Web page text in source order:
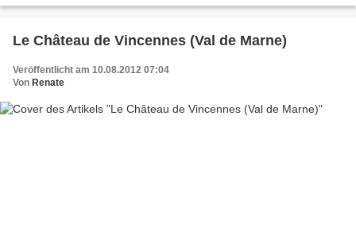
Le Château de Vincennes (Val de Marne)
Veröffentlicht am 10.08.2012 07:04
Von Renate